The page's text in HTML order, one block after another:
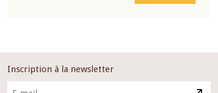
Inscription à la newsletter